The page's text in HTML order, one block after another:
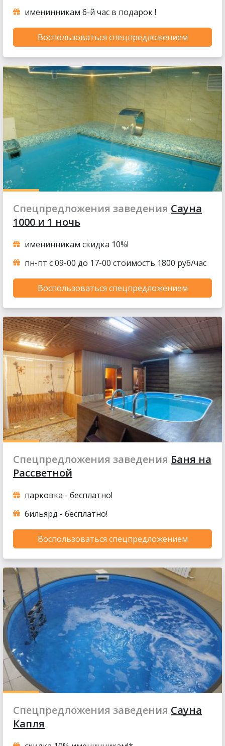
именинникам 6-й час в подарок !
Воспользоваться спецпредложением
Спецпредложения заведения Сауна
1000 и 1 ночь
именинникам скидка 10%!
пн-пт с 09-00 до 17-00 стоимость 1800 руб/час
Воспользоваться спецпредложением
Спецпредложения заведения Баня на
Рассветной
парковка - бесплатно!
бильярд - бесплатно!
Воспользоваться спецпредложением
Спецпредложения заведения Сауна
Капля